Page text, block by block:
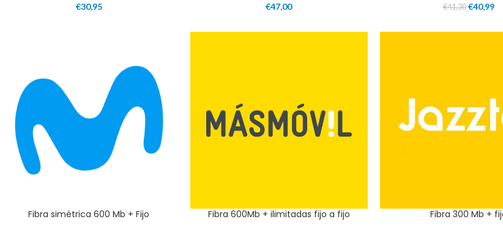
€30,95 €47,00 €41,30 €40,99
Fibra simétrica 600 Mb + Fijo Fibra 600Mb + ilimitadas fijo a fijo Fibra 300 Mb +